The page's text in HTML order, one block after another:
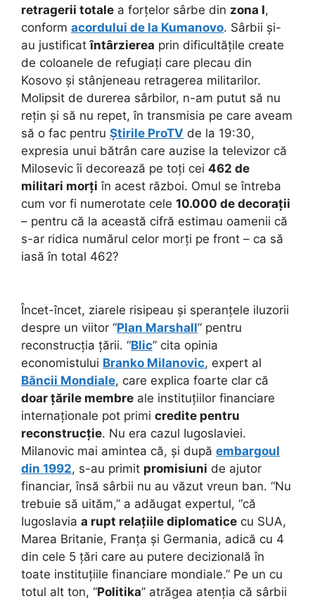
retragerii totale a forțelor sârbe din zona I,
conform acordului de la Kumanovo. Sârbii și-
au justificatîntârzierea prin dificultățile create
de coloanele de refugiați care plecau din
Kosovo și stânjeneau retragerea militarilor.
Molipsit de durerea sârbilor, n-am putut să nu
rețin și să nu repet, în transmisia pe care aveam
să o fac pentru Știrile ProTV de la 19:30,
expresia unui bătrân care auzise la televizor că
Milosevic îi decorează pe toți cei 462 de
militari morți în acest război. Omul se întreba
cum vor fi numerotate cele 10.000 de decorații
– pentru că la această cifră estimau oamenii că
s-ar ridica numărul celor morți pe front – ca să
iasă în total 462?
Încet-încet, ziarele risipeau și speranțele iluzorii
despre un viitor “Plan Marshall” pentru
reconstrucția țării. “Blic” cita opinia
economistului Branko Milanovic, expert al
Băncii Mondiale, care explica foarte clar că
doar țările membre ale instituțiilor financiare
internaționale pot primi credite pentru
reconstrucție. Nu era cazul Iugoslaviei.
Milanovic mai amintea că, și după embargoul
din 1992, s-au primit promisiuni de ajutor
financiar, însă sârbii nu au văzut vreun ban. “Nu
trebuie să uităm,” a adăugat expertul, “că
Iugoslavia a rupt relațiile diplomatice cu SUA,
Marea Britanie, Franța și Germania, adică cu 4
din cele 5 țări care au putere decizională în
toate instituțiile financiare mondiale.” Pe un cu
totul alt ton, “Politika” atrăgea atenția că sârbii